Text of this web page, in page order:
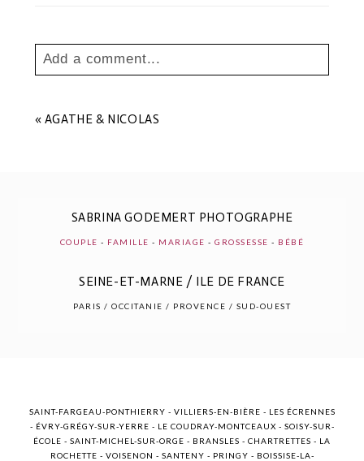
Add a comment...
Les champs marqués sont requis *
POST COMMENT
« AGATHE & NICOLAS
SABRINA GODEMERT PHOTOGRAPHE
COUPLE - FAMILLE - MARIAGE -GROSSESSE - BÉBÉ
SEINE-ET-MARNE / ILE DE FRANCE
PARIS / OCCITANIE / PROVENCE / SUD-OUEST
SAINT-FARGEAU-PONTHIERRY - VILLIERS-EN-BIÈRE - LES ÉCRENNES
- ÉVRY-GRÉGY-SUR-YERRE - LE COUDRAY-MONTCEAUX - SOISY-SUR-
ÉCOLE - SAINT-MICHEL-SUR-ORGE - BRANSLES - CHARTRETTES - LA
ROCHETTE - VOISENON - SANTENY - PRINGY - BOISSISE-LA-